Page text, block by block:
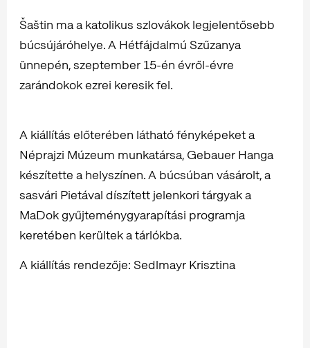
Šaštin ma a katolikus szlovákok legjelentősebb
búcsújáróhelye. A Hétfájdalmú Szűzanya
ünnepén, szeptember 15-én évről-évre
zarándokok ezrei keresik fel.
A kiállítás előterében látható fényképeket a
Néprajzi Múzeum munkatársa, Gebauer Hanga
készítette a helyszínen. A búcsúban vásárolt, a
sasvári Pietával díszített jelenkori tárgyak a
MaDok gyűjteménygyarapítási programja
keretében kerültek a tárlókba.
A kiállítás rendezője: Sedlmayr Krisztina